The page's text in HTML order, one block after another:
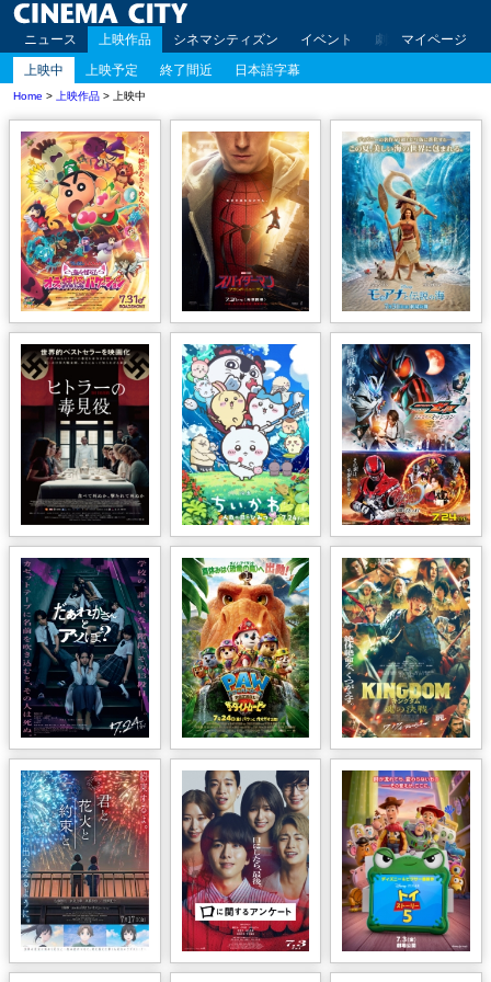
ニュース 上映作品 シネマシティズン イベント 劇場案内 アク
マイページ
上映中
上映予定 終了間近 日本語字幕
Home > 上映作品 > 上映中